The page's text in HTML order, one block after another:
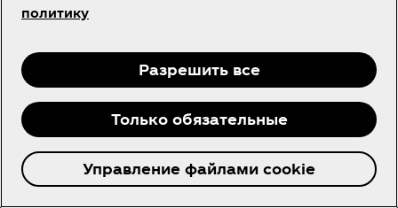
FacebookInstagram
политику
Разрешить все
Только обязательные
Управление файлами cookie